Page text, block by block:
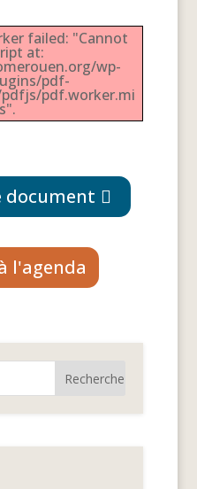
failed: "Cannot
at:
wp-
pdf-
pdf.worker.mi
document
l'agenda